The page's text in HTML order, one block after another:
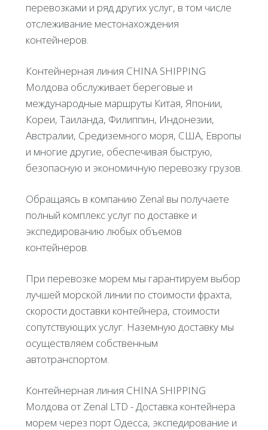
перевозками и ряд других услуг, в том числе
отслеживание местонахождения
контейнеров.
Контейнерная линия CHINA SHIPPING
Молдова обслуживает береговые и
международные маршруты Китая, Японии,
Кореи, Таиланда, Филиппин, Индонезии,
Австралии, Средиземного моря, США, Европы
и многие другие, обеспечивая быструю,
безопасную и экономичную перевозку грузов.
Обращаясь в компанию Zenal вы получаете
полный комплекс услуг по доставке и
экспедированию любых объемов
контейнеров.
При перевозке морем мы гарантируем выбор
лучшей морской линии по стоимости фрахта,
скорости доставки контейнера, стоимости
сопутствующих услуг. Наземную доставку мы
осуществляем собственным
автотранспортом.
Контейнерная линия CHINA SHIPPING
Молдова от Zenal LTD - Доставка контейнера
морем через порт Одесса, экспедирование и